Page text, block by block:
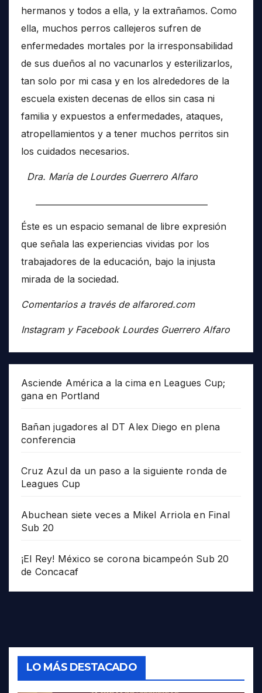
hermanos y todos a ella, y la extrañamos. Como
ella, muchos perros callejeros sufren de
enfermedades mortales por la irresponsabilidad
de sus dueños al no vacunarlos y esterilizarlos,
tan solo por mi casa y en los alrededores de la
escuela existen decenas de ellos sin casa ni
familia y expuestos a enfermedades, ataques,
atropellamientos y a tener muchos perritos sin
los cuidados necesarios.
Dra. María de Lourdes Guerrero Alfaro
Éste es un espacio semanal de libre expresión
que señala las experiencias vividas por los
trabajadores de la educación, bajo la injusta
mirada de la sociedad.
Comentarios a través de alfarored.com
Instagram y Facebook Lourdes Guerrero Alfaro
Asciende América a la cima en Leagues Cup;
gana en Portland
Bañan jugadores al DT Alex Diego en plena
conferencia
Cruz Azul da un paso a la siguiente ronda de
Leagues Cup
Abuchean siete veces a Mikel Arriola en Final
Sub 20
¡El Rey! México se corona bicampeón Sub 20
de Concacaf
LO MÁS DESTACADO